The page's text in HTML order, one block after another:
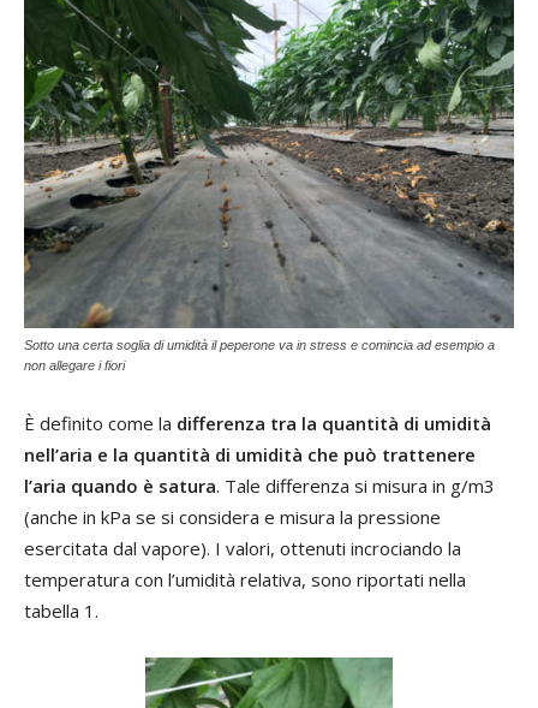
Sotto una certa soglia di umidità il peperone va in stress e comincia ad esempio a
non allegare i fiori
È definito come la differenza tra la quantità di umidità
nell’aria e la quantità di umidità che può trattenere
l’aria quando è satura. Tale differenza si misura in g/m3
(anche in kPa se si considera e misura la pressione
esercitata dal vapore). I valori, ottenuti incrociando la
temperatura con l’umidità relativa, sono riportati nella
tabella 1.